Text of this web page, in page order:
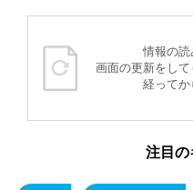
情報の読
画面の更新をして
経ってか
注目の